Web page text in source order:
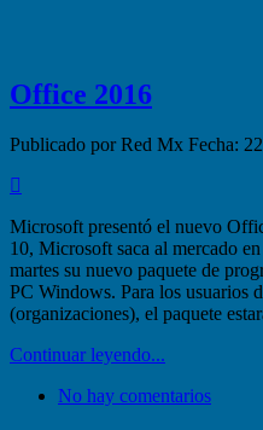
Office 2016
Publicado por Red Mx Fecha:
Microsoft presentó el nuevo
10, Microsoft saca al mercado
martes su nuevo paquete de
PC Windows. Para los usuarios
(organizaciones), el paquete
Continuar leyendo...
No hay comentarios